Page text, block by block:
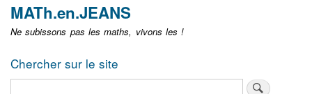
MATh.en.JEANS
Ne subissons pas les maths, vivons les !
Chercher sur le site